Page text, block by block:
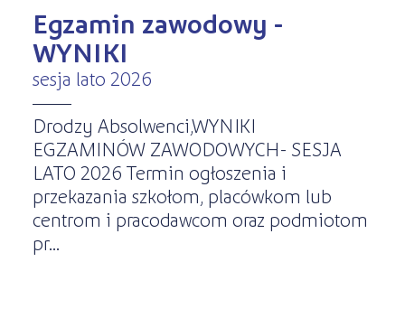
Egzamin zawodowy -
WYNIKI
sesja lato 2026
Drodzy Absolwenci,WYNIKI
EGZAMINÓW ZAWODOWYCH- SESJA
LATO 2026 Termin ogłoszenia i
przekazania szkołom, placówkom lub
centrom i pracodawcom oraz podmiotom
pr...